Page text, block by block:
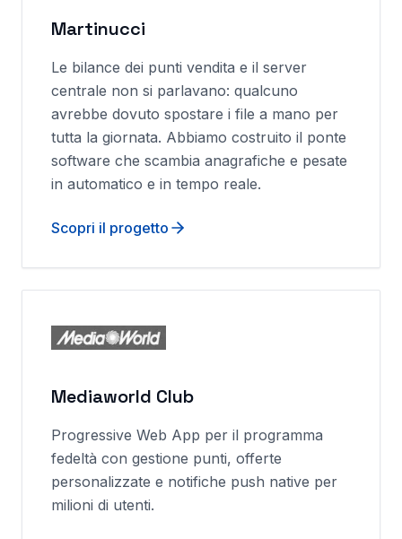
Martinucci
Le bilance dei punti vendita e il server
centrale non si parlavano: qualcuno
avrebbe dovuto spostare i file a mano per
tutta la giornata. Abbiamo costruito il ponte
software che scambia anagrafiche e pesate
in automatico e in tempo reale.
Scopri il progetto
Mediaworld Club
Progressive Web App per il programma
fedeltà con gestione punti, offerte
personalizzate e notifiche push native per
milioni di utenti.